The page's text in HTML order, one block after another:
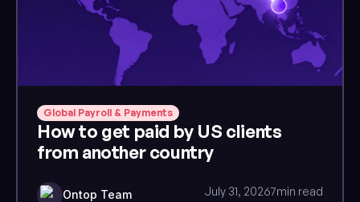
Global Payroll & Payments
How to get paid by US clients
from another country
Ontop Team July 31, 20267min read